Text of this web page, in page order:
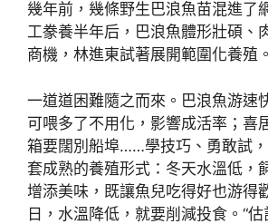
幾年前，幾條野生巴浪魚苗混進了
工豢養半年后，巴浪魚體形壯碩、
商機，林進東試著展開範圍化養殖。
一道道困難隨之而來。巴浪魚游速
可喂多了不用化，影響成活率；喜
箱要闊別船埠……學技巧、勇敢試
套成熟的養殖形式：冬天水溫低，
增添美味，既讓魚兒吃得好也游得
日，水溫降低，就要削減投食。“